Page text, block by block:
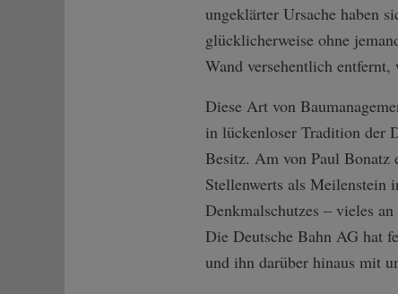
ungeklärter Ursache haben
glücklicherweise ohne
Wand versehentlich
Diese Art von
in lückenloser Tradition der
Besitz. Am von Paul Bonatz
Stellenwerts als Meilenstein
Denkmalschutzes – vieles
Die Deutsche Bahn AG hat
und ihn darüber hinaus mit